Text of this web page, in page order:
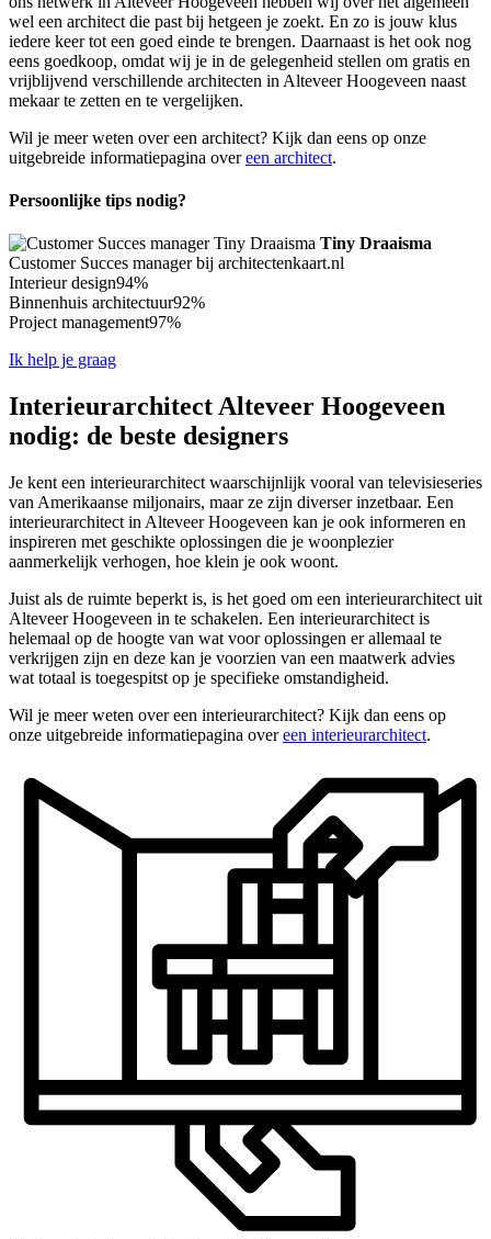
wel een architect die past bij hetgeen je zoekt. En zo is jouw klus
iedere keer tot een goed einde te brengen. Daarnaast is het ook nog
eens goedkoop, omdat wij je in de gelegenheid stellen om gratis en
vrijblijvend verschillende architecten in Alteveer Hoogeveen naast
mekaar te zetten en te vergelijken.
Wil je meer weten over een architect? Kijk dan eens op onze
uitgebreide informatiepagina overeen architect.
Persoonlijke tips nodig?
Tiny Draaisma
Customer Succes manager bij architectenkaart.nl
Interieur design94%
Binnenhuis architectuur92%
Project management97%
Ik help je graag
Interieurarchitect Alteveer Hoogeveen
nodig: de beste designers
Je kent een interieurarchitect waarschijnlijk vooral van televisieseries
van Amerikaanse miljonairs, maar ze zijn diverser inzetbaar. Een
interieurarchitect in Alteveer Hoogeveen kan je ook informeren en
inspireren met geschikte oplossingen die je woonplezier
aanmerkelijk verhogen, hoe klein je ook woont.
Juist als de ruimte beperkt is, is het goed om een interieurarchitect uit
Alteveer Hoogeveen in te schakelen. Een interieurarchitect is
helemaal op de hoogte van wat voor oplossingen er allemaal te
verkrijgen zijn en deze kan je voorzien van een maatwerk advies
wat totaal is toegespitst op je specifieke omstandigheid.
Wil je meer weten over een interieurarchitect? Kijk dan eens op
onze uitgebreide informatiepagina overeen interieurarchitect.